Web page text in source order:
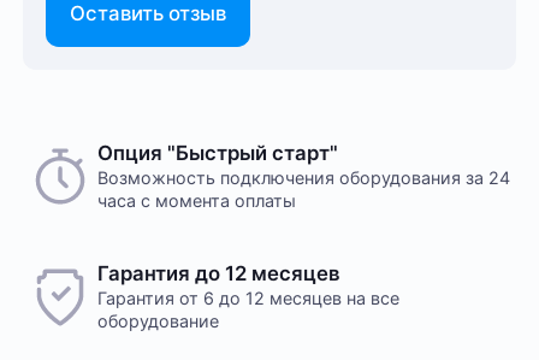
Оставить отзыв
Опция "Быстрый старт"
Возможность подключения оборудования за 24
часа с момента оплаты
Гарантия до 12 месяцев
Гарантия от 6 до 12 месяцев на все
оборудование